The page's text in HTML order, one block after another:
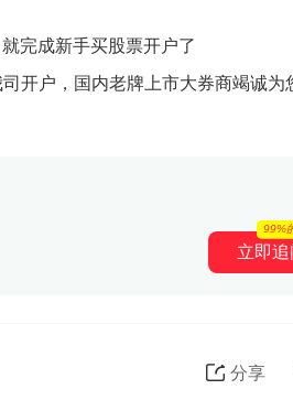
完成新手买股票开户了
开户，国内老牌上市大券商竭诚为
立即追
99%
分享